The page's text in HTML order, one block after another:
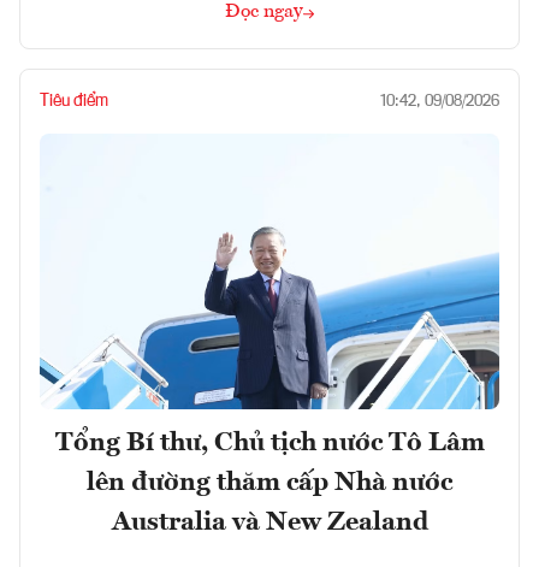
Đọc ngay
Tiêu điểm 10:42, 09/08/2026
Tổng Bí thư, Chủ tịch nước Tô Lâm
lên đường thăm cấp Nhà nước
Australia và New Zealand